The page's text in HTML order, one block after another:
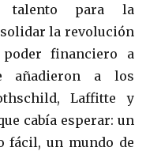
para la
la revolución
financiero a
añadieron a los
Laffitte y
cabía esperar: un
fácil, un mundo de